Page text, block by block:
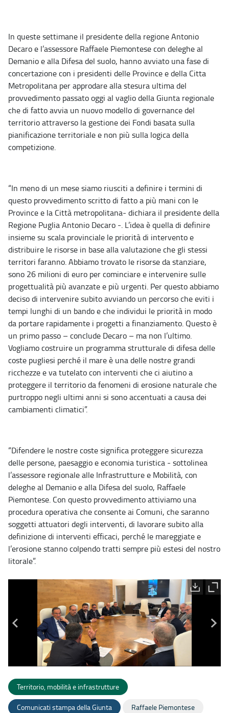
In queste settimane il presidente della regione Antonio
Decaro e l’assessore Raffaele Piemontese con deleghe al
Demanio e alla Difesa del suolo, hanno avviato una fase di
concertazione con i presidenti delle Province e della Citta
Metropolitana per approdare alla stesura ultima del
provvedimento passato oggi al vaglio della Giunta regionale
che di fatto avvia un nuovo modello di governance del
territorio attraverso la gestione dei Fondi basata sulla
pianificazione territoriale e non più sulla logica della
competizione.
“In meno di un mese siamo riusciti a definire i termini di
questo provvedimento scritto di fatto a più mani con le
Province e la Città metropolitana- dichiara il presidente della
Regione Puglia Antonio Decaro -. L’idea è quella di definire
insieme su scala provinciale le priorità di intervento e
distribuire le risorse in base alla valutazione che gli stessi
territori faranno. Abbiamo trovato le risorse da stanziare,
sono 26 milioni di euro per cominciare e intervenire sulle
progettualità più avanzate e più urgenti. Per questo abbiamo
deciso di intervenire subito avviando un percorso che eviti i
tempi lunghi di un bando e che individui le priorità in modo
da portare rapidamente i progetti a finanziamento. Questo è
un primo passo – conclude Decaro – ma non l’ultimo.
Vogliamo costruire un programma strutturale di difesa delle
coste pugliesi perché il mare è una delle nostre grandi
ricchezze e va tutelato con interventi che ci aiutino a
proteggere il territorio da fenomeni di erosione naturale che
purtroppo negli ultimi anni si sono accentuati a causa dei
cambiamenti climatici”.
“Difendere le nostre coste significa proteggere sicurezza
delle persone, paesaggio e economia turistica - sottolinea
l’assessore regionale alle Infrastrutture e Mobilità, con
deleghe al Demanio e alla Difesa del suolo, Raffaele
Piemontese. Con questo provvedimento attiviamo una
procedura operativa che consente ai Comuni, che saranno
soggetti attuatori degli interventi, di lavorare subito alla
definizione di interventi efficaci, perché le mareggiate e
l’erosione stanno colpendo tratti sempre più estesi del nostro
litorale”.
Territorio, mobilità e infrastrutture
Comunicati stampa della Giunta Raffaele Piemontese